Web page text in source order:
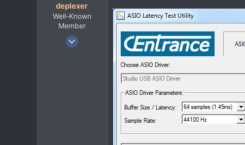
deplexer
Well-Known
Member
9 Янв 2012